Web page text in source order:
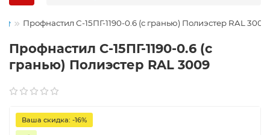
Профнастил С-15ПГ-1190-0.6 (с гранью) Полиэстер RAL 3009
Профнастил С-15ПГ-1190-0.6 (с
гранью) Полиэстер RAL 3009
Ваша скидка: -16%